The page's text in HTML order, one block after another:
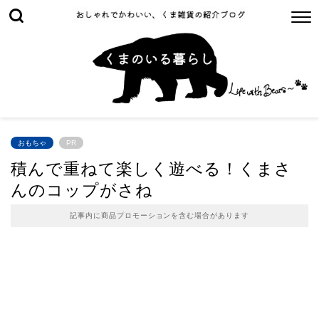
おもちゃ PR
積んで重ねて楽しく遊べる！くまさ
んのコップがさね
記事内に商品プロモーションを含む場合があります